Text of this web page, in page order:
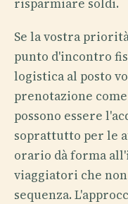
risparmiare soldi.
Se la vostra
punto d'incontro
logistica al posto
prenotazione
possono essere
soprattutto per le
orario dà forma
viaggiatori che
sequenza.